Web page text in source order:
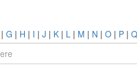
| G | H | I | J | K | L | M | N | O | P | Q